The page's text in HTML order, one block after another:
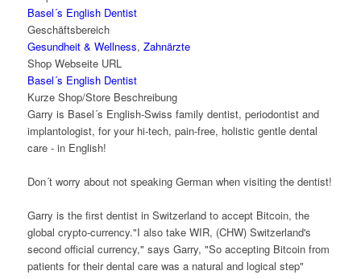
Basel´s English Dentist
Geschäftsbereich
Gesundheit & Wellness, Zahnärzte
Shop Webseite URL
Basel´s English Dentist
Kurze Shop/Store Beschreibung
Garry is Basel´s English-Swiss family dentist, periodontist and
implantologist, for your hi-tech, pain-free, holistic gentle dental
care - in English!
Don´t worry about not speaking German when visiting the dentist!
Garry is the first dentist in Switzerland to accept Bitcoin, the
global crypto-currency."I also take WIR, (CHW) Switzerland's
second official currency," says Garry, "So accepting Bitcoin from
patients for their dental care was a natural and logical step"